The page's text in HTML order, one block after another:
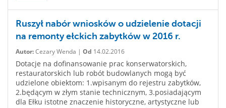
Ruszył nabór wniosków o udzielenie dotacji
na remonty ełckich zabytków w 2016 r.
Autor:Cezary Wenda | Od 14.02.2016
Dotacje na dofinansowanie prac konserwatorskich,
restauratorskich lub robót budowlanych mogą być
udzielone obiektom: 1.wpisanym do rejestru zabytków,
2.będącym w złym stanie technicznym, 3.posiadającym
dla Ełku istotne znaczenie historyczne, artystyczne lub